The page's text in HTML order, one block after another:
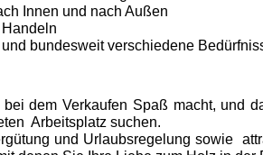
Innen und nach Außen
bundesweit verschiedene
dem Verkaufen Spaß macht, und
Arbeitsplatz suchen.
und Urlaubsregelung sowie